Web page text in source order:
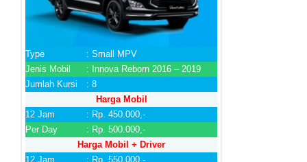
Type
: Small MPV
Jenis Mobil
: Innova Reborn 2016 – 2019
Jumlah Kursi
: 8
Harga Mobil
12 Jam
: Rp. 450.000,-
Per Day
: Rp. 500.000,-
Harga Mobil + Driver
12 Jam
: Rp. 550.000,-